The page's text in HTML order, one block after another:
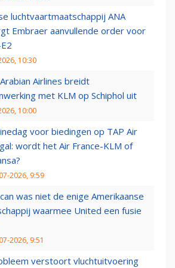
luchtvaartmaatschappij ANA
Embraer aanvullende order voor
10:30
Airlines breidt
met KLM op Schiphol uit
10:00
voor biedingen op TAP Air
wordt het Air France-KLM of
2026, 9:59
was niet de enige Amerikaanse
waarmee United een fusie
2026, 9:51
verstoort vluchtuitvoering